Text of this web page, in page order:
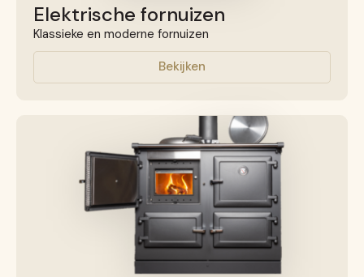
Elektrische fornuizen
Klassieke en moderne fornuizen
Bekijken